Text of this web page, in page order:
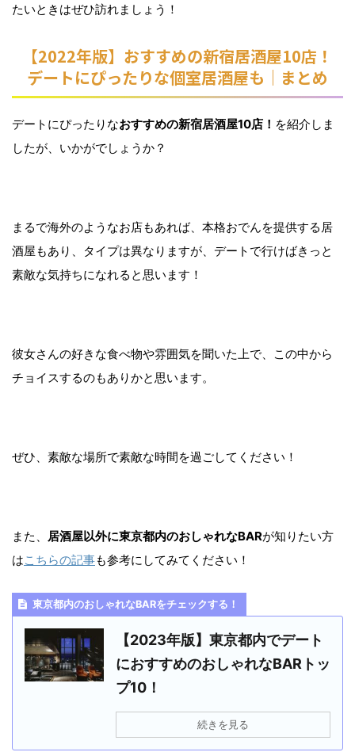
たいときはぜひ訪れましょう！
【2022年版】おすすめの新宿居酒屋10店！
デートにぴったりな個室居酒屋も｜まとめ
デートにぴったりなおすすめの新宿居酒屋10店！ を紹介しま
したが、いかがでしょうか？
まるで海外のようなお店もあれば、本格おでんを提供する居
酒屋もあり、タイプは異なりますが、デートで行けばきっと
素敵な気持ちになれると思います！
彼女さんの好きな食べ物や雰囲気を聞いた上で、この中から
チョイスするのもありかと思います。
ぜひ、素敵な場所で素敵な時間を過ごしてください！
また、 居酒屋以外に東京都内のおしゃれなBARが知りたい方
はこちらの記事も参考にしてみてください！
東京都内のおしゃれなBARをチェックする！
【2023年版】東京都内でデート
におすすめのおしゃれなBARトッ
プ10！
続きを見る